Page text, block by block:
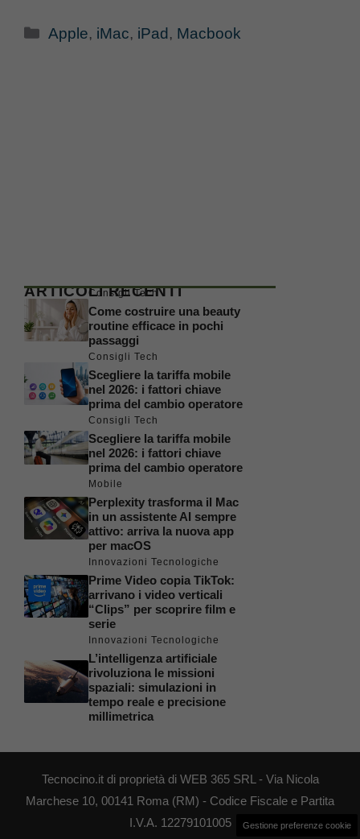
Categorie
Apple, iMac, iPad , Macbook
ARTICOLI RECENTI
Consigli Tech
Come costruire una beauty
routine efficace in pochi
passaggi
Consigli Tech
Scegliere la tariffa mobile
nel 2026: i fattori chiave
prima del cambio operatore
Consigli Tech
Scegliere la tariffa mobile
nel 2026: i fattori chiave
prima del cambio operatore
Mobile
Perplexity trasforma il Mac
in un assistente AI sempre
attivo: arriva la nuova app
per macOS
Innovazioni Tecnologiche
Prime Video copia TikTok:
arrivano i video verticali
“Clips” per scoprire film e
serie
Innovazioni Tecnologiche
L’intelligenza artificiale
rivoluziona le missioni
spaziali: simulazioni in
tempo reale e precisione
millimetrica
Tecnocino.it di proprietà di WEB 365 SRL - Via Nicola
Marchese 10, 00141 Roma (RM) - Codice Fiscale e Partita
I.V.A. 12279101005
Gestione preferenze cookie